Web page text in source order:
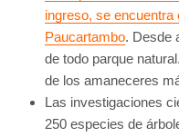
ingreso, se
Paucartambo. Desde
de todo parque
de los amaneceres
Las investigaciones
250 especies de